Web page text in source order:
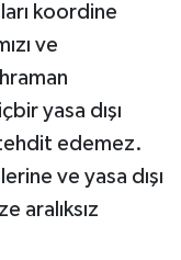
koordine
ve
yasa dışı
edemez.
ve yasa dışı
aralıksız